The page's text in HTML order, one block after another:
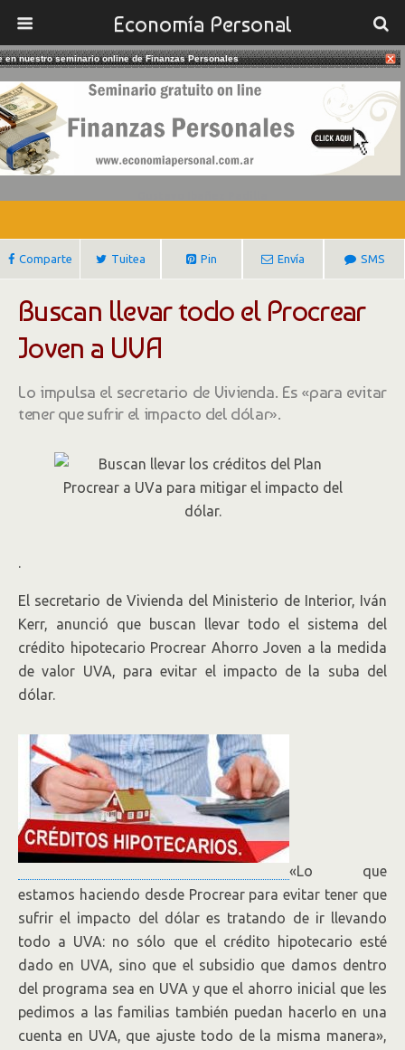
Economía Personal
18/03/2018
Créditos Hipotecarios: Cambios En
El Procrear Joven
Comparte Tuitea Pin Envía SMS
Buscan llevar todo el Procrear
Joven a UVA
Lo impulsa el secretario de Vivienda. Es «para evitar
tener que sufrir el impacto del dólar».
.
El secretario de Vivienda del Ministerio de Interior, Iván
Kerr, anunció que buscan llevar todo el sistema del
crédito hipotecario Procrear Ahorro Joven a la medida
de valor UVA, para evitar el impacto de la suba del
dólar.
«Lo que
estamos haciendo desde Procrear para evitar tener que
sufrir el impacto del dólar es tratando de ir llevando
todo a UVA: no sólo que el crédito hipotecario esté
dado en UVA, sino que el subsidio que damos dentro
del programa sea en UVA y que el ahorro inicial que les
pedimos a las familias también puedan hacerlo en una
cuenta en UVA, que ajuste todo de la misma manera»,
en nuestro seminario online de Finanzas Personales